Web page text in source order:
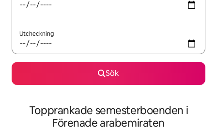
Utcheckning
Sök
Topprankade semesterboenden i
Förenade arabemiraten